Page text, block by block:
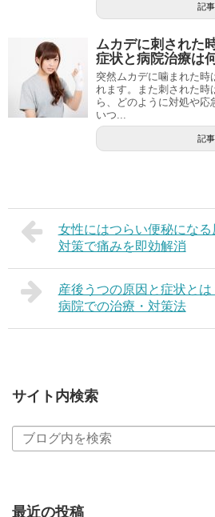
記
ムカデに刺された
症状と病院治療は
突然ムカデに噛まれた
れます。また刺された時
ら、どのように対処や
いつ...
記
女性にはつらい便秘にな
対策で痛みを即効解消
産後うつの原因と症状と
病院での治療・対策法
サイト内検索
最近の投稿